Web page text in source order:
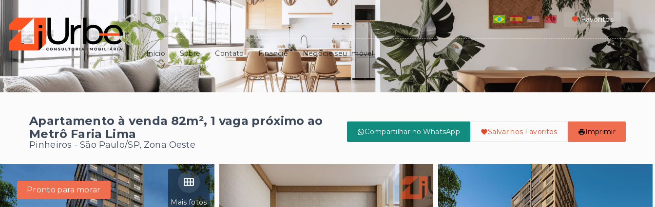
Favoritos
Início Sobre Contato Financie Negocie seu Imóvel
Apartamento à venda 82m², 1 vaga próximo ao
Metrô Faria Lima
Pinheiros - São Paulo/SP, Zona Oeste
Compartilhar no WhatsApp Salvar nos Favoritos Imprimir
Mais fotos
Pronto para morar